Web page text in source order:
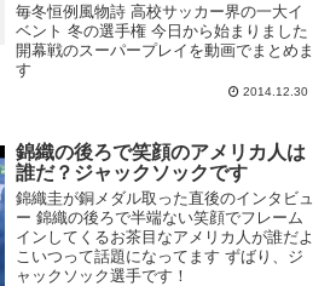
毎冬恒例風物詩 高校サッカー界の一大イ
ベント 冬の選手権 今日から始まりました
開幕戦のスーパープレイを動画でまとめま
す
2014.12.30
錦織の後ろで笑顔のアメリカ人は
誰だ？ジャックソックです
錦織圭が銅メダル取った直後のインタビュ
ー 錦織の後ろで半端ない笑顔でフレーム
インしてくるお茶目なアメリカ人が誰だよ
こいつって話題になってます ずばり、ジ
ャックソック選手です！